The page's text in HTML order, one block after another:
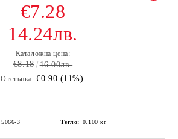
€7.28
14.24лв.
Каталожна цена:
€8.18 16.00лв.
Отстъпка: €0.90 (11%)
5066-3 Тегло: 0.100 кг